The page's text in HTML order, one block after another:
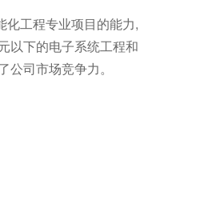
化工程专业项目的能力,
以下的电子系统工程和
司市场竞争力。